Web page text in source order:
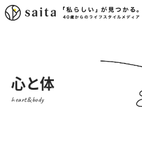
心と体
heart&body